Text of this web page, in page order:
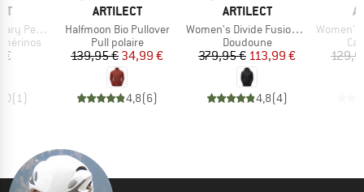
Hoodie
€
(1)
MARQUE
ARTILECT
Article
Halfmoon Bio Pullover
Product group
Pull polaire
Prix
139,95 €Prix réduit
34,99 €
4,8(6)
MARQUE
ARTILECT
Article
Women's Divide Fusion Stretch Hoodie
Product group
Doudoune
Prix
379,95 €Prix réduit
113,99 €
4,8(4)
Article
Women's